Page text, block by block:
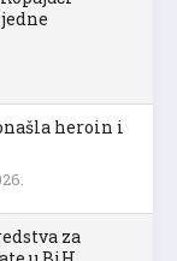
heroin i
za